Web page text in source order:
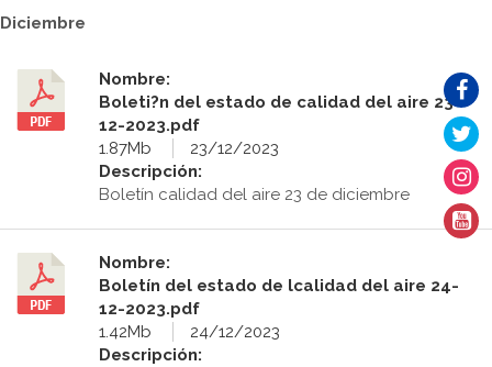
Diciembre
Nombre:
Boleti?n del estado de calidad del aire 23-
12-2023.pdf
1.87Mb
23/12/2023
Descripción:
Boletín calidad del aire 23 de diciembre
Nombre:
Boletín del estado de lcalidad del aire 24-
12-2023.pdf
1.42Mb
24/12/2023
Descripción: